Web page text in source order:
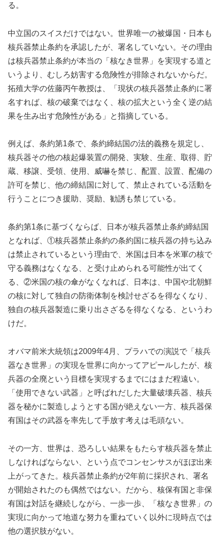
る。
中立国のスイスだけではない。世界唯一の被爆国・日本も
核兵器禁止条約を承認したが、署名していない。その理由
は核兵器禁止条約が本当の「核なき世界」を実現する道と
いうより、むしろ妨害する危険性が排除されないからだ。
拓殖大学の佐藤丙午教授は、「現状の核兵器禁止条約に署
名すれば、核の破棄ではなく、核の拡大という全く逆の結
果を生み出す危険性がある」と指摘している。
例えば、条約第1条で、条約締結国の法的義務を規定し、
核兵器その他の核起爆装置の開発、実験、生産、取得、貯
蔵、移譲、受領、使用、威嚇を禁じ、配置、設置、配備の
許可を禁じ、他の締結国に対して、禁止されている活動を
行うことにつき援助、奨励、勧誘も禁じている。
条約第1条に基づくならば、日本が核兵器禁止条約締結国
となれば、①核兵器禁止条約の条約国に核兵器の持ち込み
は禁止されているという理由で、米国は日本を米軍の核で
守る義務はなくなる、と受け止められる可能性が出てく
る、②米国の核の傘がなくなれば、日本は、中国や北朝鮮
の核に対して独自の防衛体制を検討せざるを得なくなり、
独自の核兵器製造に乗り出さざるを得なくなる、というわ
けだ。
オバマ前米大統領は2009年4月、プラハでの演説で「核兵
器なき世界」の実現を世界に向かってアピールしたが、核
兵器の全廃という目標を実現するまでにはまだ程遠い。
「使用できない武器」と呼ばれだした大量破壊兵器、核兵
器を秘かに製造しようとする国が絶えない一方、核兵器保
有国はその武器を率先して手放す考えは毛頭ない。
その一方、世界は、恐ろしい結果をもたらす核兵器を禁止
しなければならない、という点でコンセンサスがほぼ出来
上がってきた。核兵器禁止条約が2年前に採択され、署名
が開始されたのも偶然ではない。だから、核保有国と非保
有国は対話を継続しながら、一歩一歩、「核なき世界」の
実現に向かって地道な努力を重ねていく以外に現時点では
他の選択肢がない。